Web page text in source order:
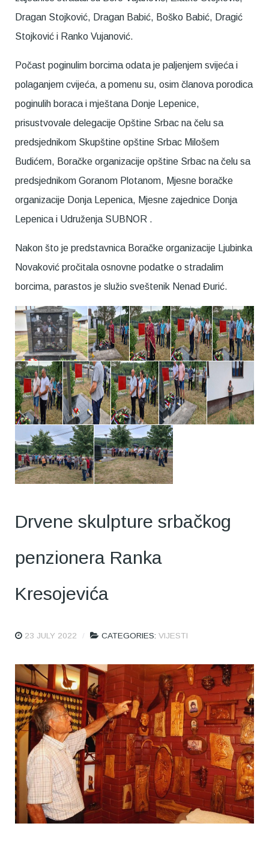
Dragan Stojković, Dragan Babić, Boško Babić, Dragić
Stojković i Ranko Vujanović.
Počast poginulim borcima odata je paljenjem svijeća i
polaganjem cvijeća, a pomenu su, osim članova porodica
poginulih boraca i mještana Donje Lepenice,
prisustvovale delegacije Opštine Srbac na čelu sa
predsjednikom Skupštine opštine Srbac Milošem
Budićem, Boračke organizacije opštine Srbac na čelu sa
predsjednikom Goranom Plotanom, Mjesne boračke
organizacije Donja Lepenica, Mjesne zajednice Donja
Lepenica i Udruženja SUBNOR .
Nakon što je predstavnica Boračke organizacije Ljubinka
Novaković pročitala osnovne podatke o stradalim
borcima, parastos je služio sveštenik Nenad Đurić.
Drvene skulpture srbačkog
penzionera Ranka
Kresojevića
23 JULY 2022 CATEGORIES: VIJESTI